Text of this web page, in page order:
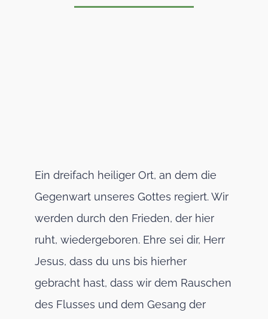
Ein dreifach heiliger Ort, an dem die
Gegenwart unseres Gottes regiert. Wir
werden durch den Frieden, der hier
ruht, wiedergeboren. Ehre sei dir, Herr
Jesus, dass du uns bis hierher
gebracht hast, dass wir dem Rauschen
des Flusses und dem Gesang der